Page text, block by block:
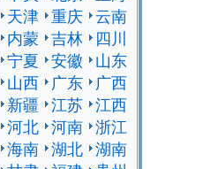
天津 重庆 云南
内蒙 吉林
四川
宁夏 安徽
山东
山西
广东
广西
新疆 江苏 江西
河北 河南 浙江
海南 湖北 湖南